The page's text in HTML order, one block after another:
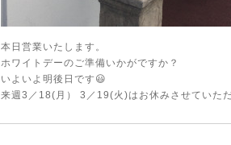
本日営業いたします。
ホワイトデーのご準備いかがですか？
いよいよ明後日です😃
来週3／18(月） 3／19(火)はお休みさせていただ